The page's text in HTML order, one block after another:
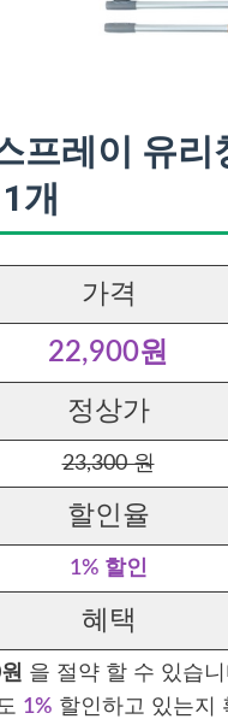
프레이 유리
개
가격
22,900원
정상가
23,300 원
할인율
1% 할인
혜택
을 절약 할 수 있습니
1% 할인하고 있는지